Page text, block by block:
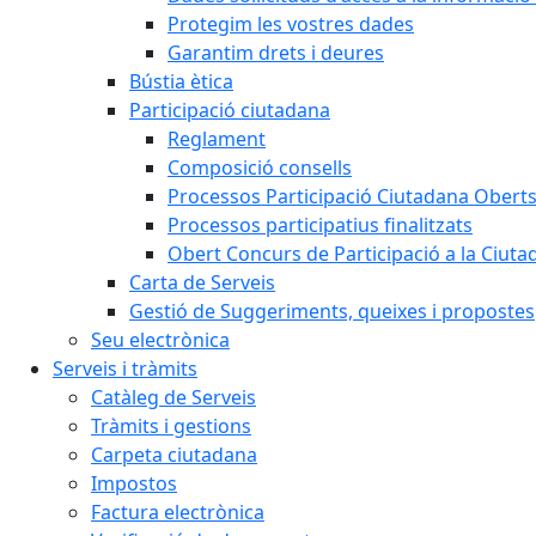
Protegim les vostres dades
Garantim drets i deures
Bústia ètica
Participació ciutadana
Reglament
Composició consells
Processos Participació Ciutadana Oberts
Processos participatius finalitzats
Obert Concurs de Participació a la
Carta de Serveis
Gestió de Suggeriments, queixes i propostes
Seu electrònica
Serveis i tràmits
Catàleg de Serveis
Tràmits i gestions
Carpeta ciutadana
Impostos
Factura electrònica